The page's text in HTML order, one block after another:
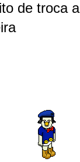
de troca